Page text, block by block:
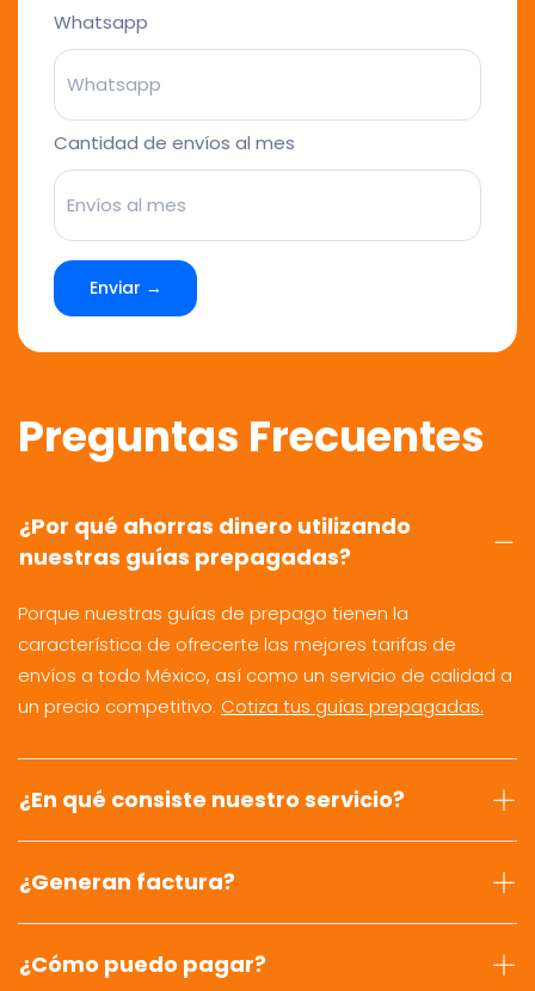
Whatsapp
Cantidad de envíos al mes
Enviar →
Preguntas Frecuentes
¿Por qué ahorras dinero utilizando
nuestras guías prepagadas?
Porque nuestras guías de prepago tienen la
característica de ofrecerte las mejores tarifas de
envíos a todo México, así como un servicio de calidad a
un precio competitivo. Cotiza tus guías prepagadas.
¿En qué consiste nuestro servicio?
¿Generan factura?
¿Cómo puedo pagar?